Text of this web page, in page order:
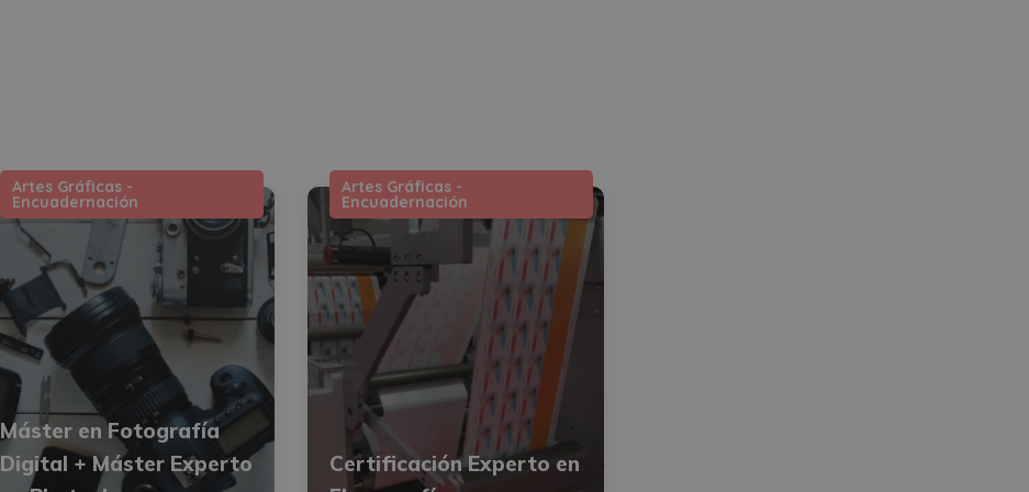
Artes Gráficas -
Encuadernación
Máster en Fotografía
Digital + Máster Experto
Artes Gráficas -
Encuadernación
Certificación Experto en